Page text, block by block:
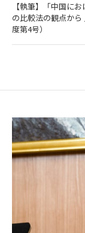
【執筆】「中国に
の比較法の観点か
度第4号）